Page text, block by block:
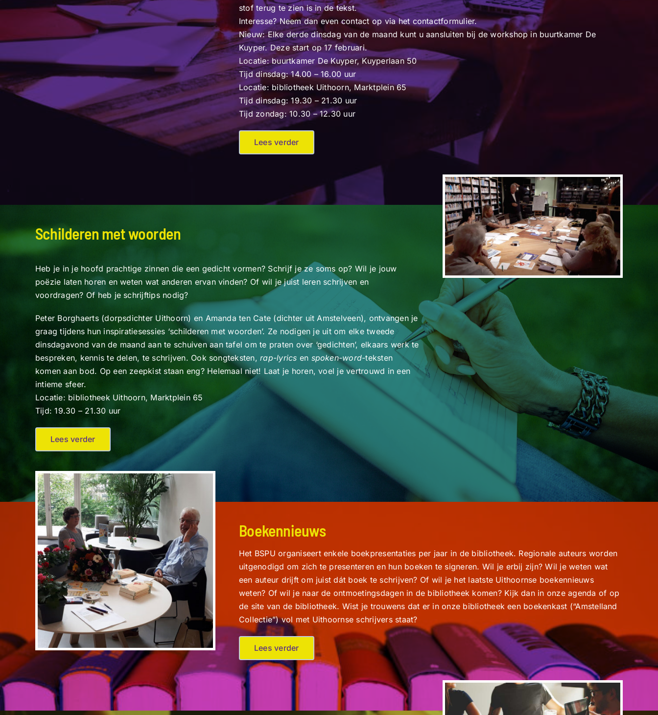
stof terug te zien is in de tekst.
Interesse? Neem dan even contact op via het contactformulier.
Nieuw: Elke derde dinsdag van de maand kunt u aansluiten bij de workshop in buurtkamer De
Kuyper. Deze start op 17 februari.
Locatie: buurtkamer De Kuyper, Kuyperlaan 50
Tijd dinsdag: 14.00 – 16.00 uur
Locatie: bibliotheek Uithoorn, Marktplein 65
Tijd dinsdag: 19.30 – 21.30 uur
Tijd zondag: 10.30 – 12.30 uur
Lees verder
Schilderen met woorden
Heb je in je hoofd prachtige zinnen die een gedicht vormen? Schrijf je ze soms op? Wil je jouw
poëzie laten horen en weten wat anderen ervan vinden? Of wil je juist leren schrijven en
voordragen? Of heb je schrijftips nodig?
Peter Borghaerts (dorpsdichter Uithoorn) en Amanda ten Cate (dichter uit Amstelveen), ontvangen je
graag tijdens hun inspiratiesessies ‘schilderen met woorden’. Ze nodigen je uit om elke tweede
dinsdagavond van de maand aan te schuiven aan tafel om te praten over ‘gedichten’, elkaars werk te
bespreken, kennis te delen, te schrijven. Ook songteksten,rap-lyrics en spoken-word-teksten
komen aan bod. Op een zeepkist staan eng? Helemaal niet! Laat je horen, voel je vertrouwd in een
intieme sfeer.
Locatie: bibliotheek Uithoorn, Marktplein 65
Tijd: 19.30 – 21.30 uur
Lees verder
Boekennieuws
Het BSPU organiseert enkele boekpresentaties per jaar in de bibliotheek. Regionale auteurs worden
uitgenodigd om zich te presenteren en hun boeken te signeren. Wil je erbij zijn? Wil je weten wat
een auteur drijft om juist dát boek te schrijven? Of wil je het laatste Uithoornse boekennieuws
weten? Of wil je naar de ontmoetingsdagen in de bibliotheek komen? Kijk dan in onze agenda of op
de site van de bibliotheek. Wist je trouwens dat er in onze bibliotheek een boekenkast (“Amstelland
Collectie”) vol met Uithoornse schrijvers staat?
Lees verder